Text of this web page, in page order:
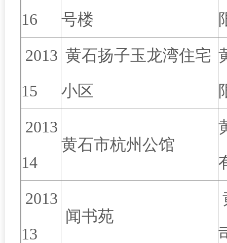
16
号楼
2013
15
黄石扬子玉龙湾住宅
小区
2013
14
黄石市杭州公馆
2013
13
闻书苑